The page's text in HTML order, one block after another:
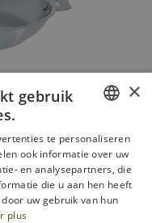
28 cm met
189,95 €
FRENCH
ENGLISH
×
gebruik
te personaliseren
ook informatie over uw
en analysepartners, die
die u aan hen heeft
uw gebruik van hun
plus